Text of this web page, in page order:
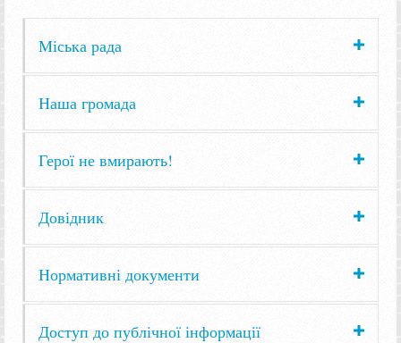
Міська рада
Наша громада
Герої не вмирають!
Довідник
Нормативні документи
Доступ до публічної інформації